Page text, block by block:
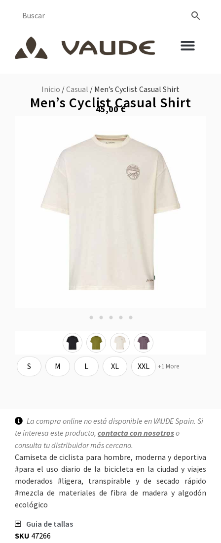
Inicio /Casual / Men’s Cyclist Casual Shirt
Men’s Cyclist Casual Shirt
45,00€
S M L XL XXL +1 More
La compra online no está disponible en VAUDE Spain. Si
te interesa este producto, contacta con nosotroso
consulta tu distribuidor más cercano.
Camiseta de ciclista para hombre, moderna y deportiva
#para el uso diario de la bicicleta en la ciudad y viajes
moderados #ligera, transpirable y de secado rápido
#mezcla de materiales de fibra de madera y algodón
ecológico
Guia de tallas
SKU 47266